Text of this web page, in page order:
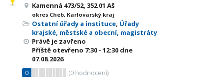
Kamenná 473/52, 352 01 Aš
okres Cheb, Karlovarský kraj
Ostatní úřady a instituce, Úřady
krajské, městské a obecní, magistráty
Právě je zavřeno
Příště otevřeno 7:30 - 12:30 dne
07.08.2026
0
(0 hodnocení)